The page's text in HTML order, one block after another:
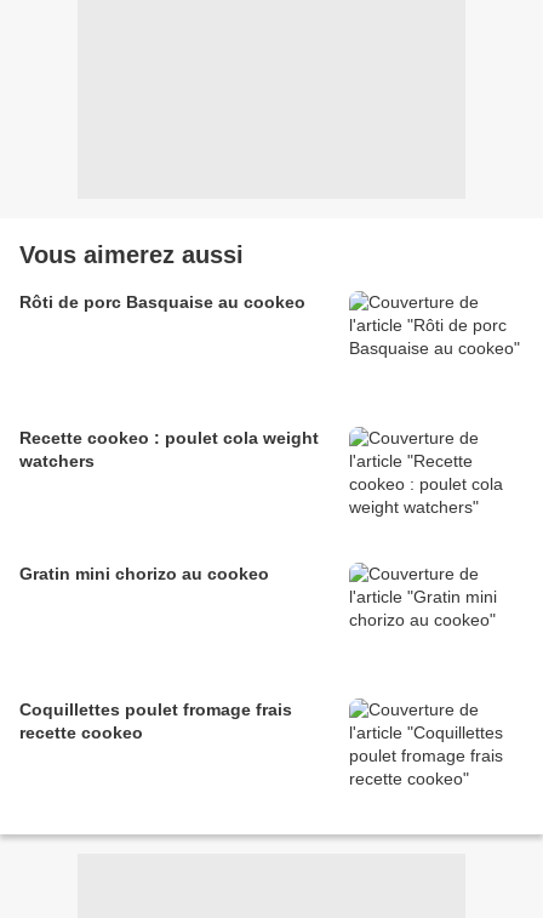
Vous aimerez aussi
Rôti de porc Basquaise au cookeo
Recette cookeo : poulet cola weight
watchers
Gratin mini chorizo au cookeo
Coquillettes poulet fromage frais
recette cookeo